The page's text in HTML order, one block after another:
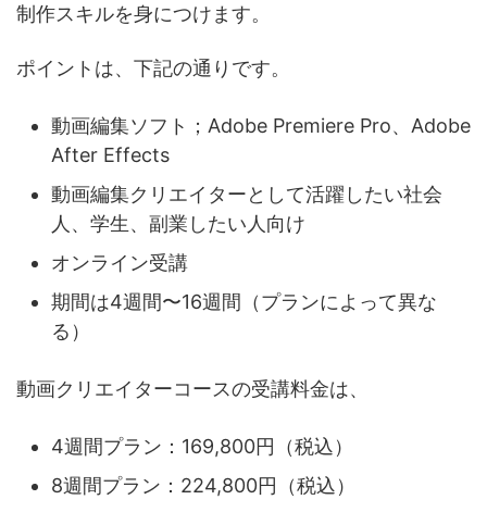
制作スキルを身につけます。
ポイントは、下記の通りです。
動画編集ソフト；Adobe Premiere Pro、Adobe
After Effects
動画編集クリエイターとして活躍したい社会
人、学生、副業したい人向け
オンライン受講
期間は4週間〜16週間（プランによって異な
る）
動画クリエイターコースの受講料金は、
4週間プラン：169,800円（税込）
8週間プラン：224,800円（税込）